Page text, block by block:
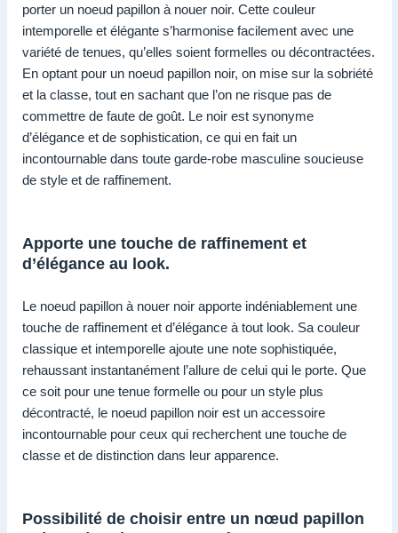
porter un noeud papillon à nouer noir. Cette couleur
intemporelle et élégante s’harmonise facilement avec une
variété de tenues, qu’elles soient formelles ou décontractées.
En optant pour un noeud papillon noir, on mise sur la sobriété
et la classe, tout en sachant que l’on ne risque pas de
commettre de faute de goût. Le noir est synonyme
d’élégance et de sophistication, ce qui en fait un
incontournable dans toute garde-robe masculine soucieuse
de style et de raffinement.
Apporte une touche de raffinement et
d’élégance au look.
Le noeud papillon à nouer noir apporte indéniablement une
touche de raffinement et d’élégance à tout look. Sa couleur
classique et intemporelle ajoute une note sophistiquée,
rehaussant instantanément l’allure de celui qui le porte. Que
ce soit pour une tenue formelle ou pour un style plus
décontracté, le noeud papillon noir est un accessoire
incontournable pour ceux qui recherchent une touche de
classe et de distinction dans leur apparence.
Possibilité de choisir entre un nœud papillon